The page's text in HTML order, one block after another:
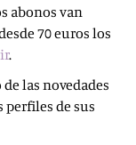
abonos van
70 euros los
.
las novedades
perfiles de sus